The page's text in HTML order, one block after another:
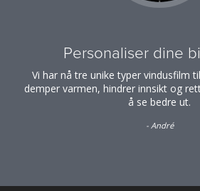
Personaliser dine
Vi har nå tre unike typer vindusfilm
demper varmen, hindrer innsikt og
å se bedre ut.
- André